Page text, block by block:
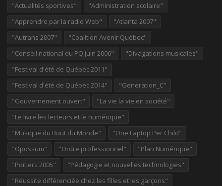
"Actualités sportives"
"Administration scolaire"
"Apprendre par la radio Web"
"Atlanta 2007"
"Autrans 2007"
"Coalition Avenir Québec"
"Conseil national du PQ juin 2006"
"Divagations musicales"
"Festival d'été de Québec 2011"
"Festival d'été de Québec 2014"
"Generation_C"
"Gouvernement ouvert"
"La vie la vie en société"
"Le livre les lecteurs et le numérique"
"Musique du Bout du Monde"
"One Laptop Per Child"
"Opossum"
"Ordre professionnel"
"Plan Numérique"
"Poitiers 2005"
"Pédagogie et nouvelles technologies"
"Réussite différenciée chez les filles et les garçons"